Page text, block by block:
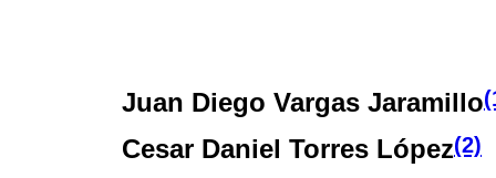
Juan Diego Vargas Jaramillo
Cesar Daniel Torres López(2)